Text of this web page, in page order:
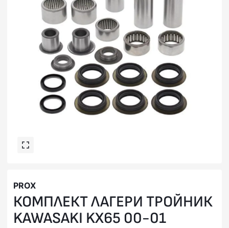
PROX
КОМПЛЕКТ ЛАГЕРИ ТРОЙНИК
KAWASAKI KX65 00-01